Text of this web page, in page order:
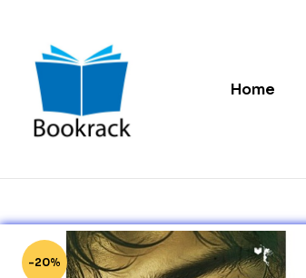
Online
Store
in
Home
-20%